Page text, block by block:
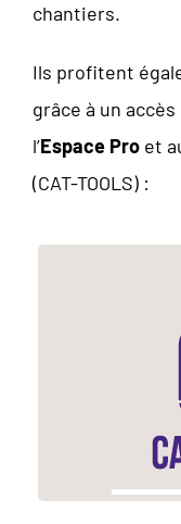
chantiers.
Ils profitent
grâce à un
l’Espace Proet
(CAT-TOOLS) :